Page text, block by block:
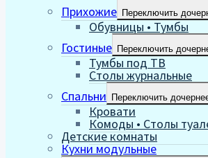
Прихожие Переключить
Обувницы • Тумбы
Гостиные Переключить
Тумбы под ТВ
Столы журнальные
Спальни Переключить
Кровати
Комоды • Столы
Детские комнаты
Кухни модульные